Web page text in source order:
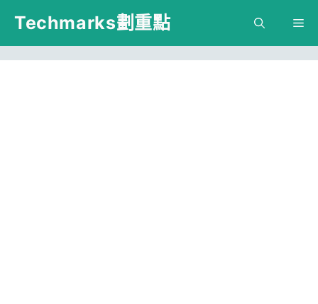
跳
主
Techmarks劃重點